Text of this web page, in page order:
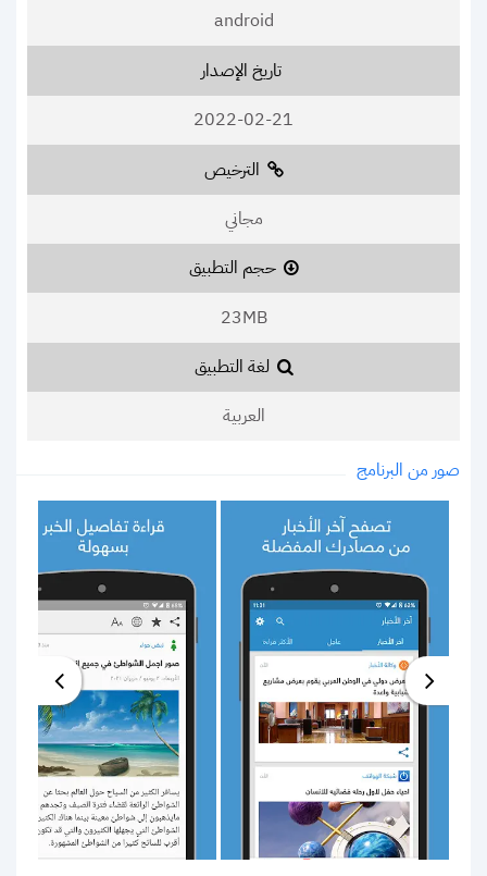
android
تاريخ الإصدار
2022-02-21
الترخيص
مجاني
حجم التطبيق
23MB
لغة التطبيق
العربية
صور من البرنامج